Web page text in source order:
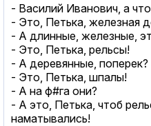
- Василий Иванович, а
- Это, Петька, железная
- А длинные, железные,
- Это, Петька, рельсы!
- А деревянные, поперек?
- Это, Петька, шпалы!
- А на ф#га они?
- А это, Петька, чтоб
наматывались!